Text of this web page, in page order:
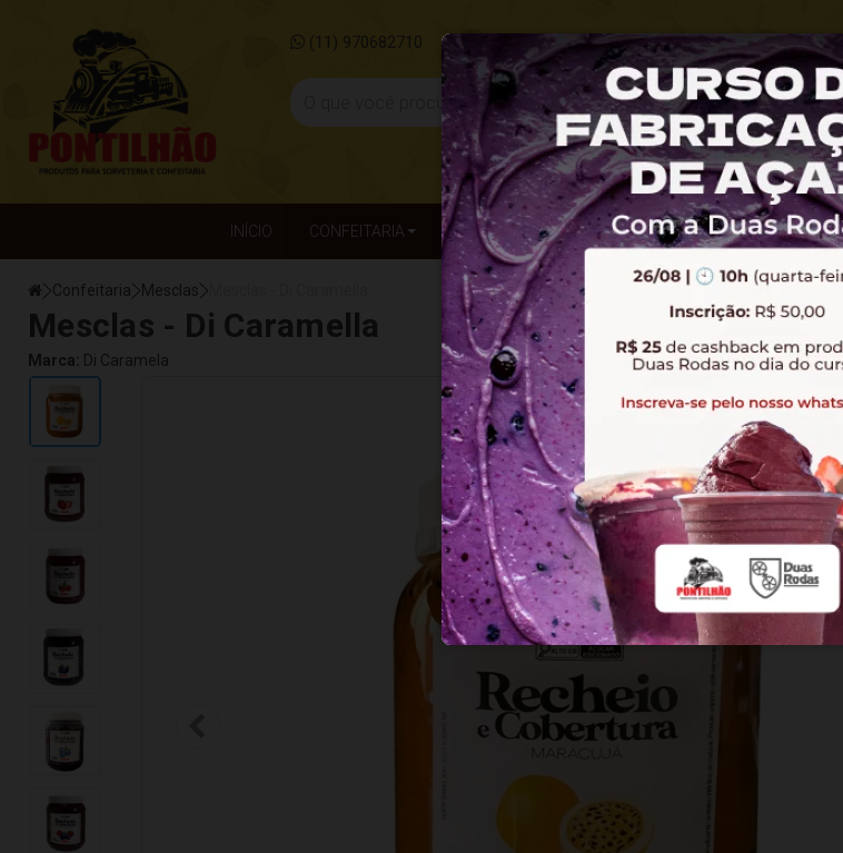
(11) 970682710 pontilhao@pontilhao.com.br
INÍCIO CONFEITARIA DESCARTÁVEIS SORVETERIA AÇAITERIA
Confeitaria Mesclas
Mesclas - Di Caramella
Marca: Di Caramela